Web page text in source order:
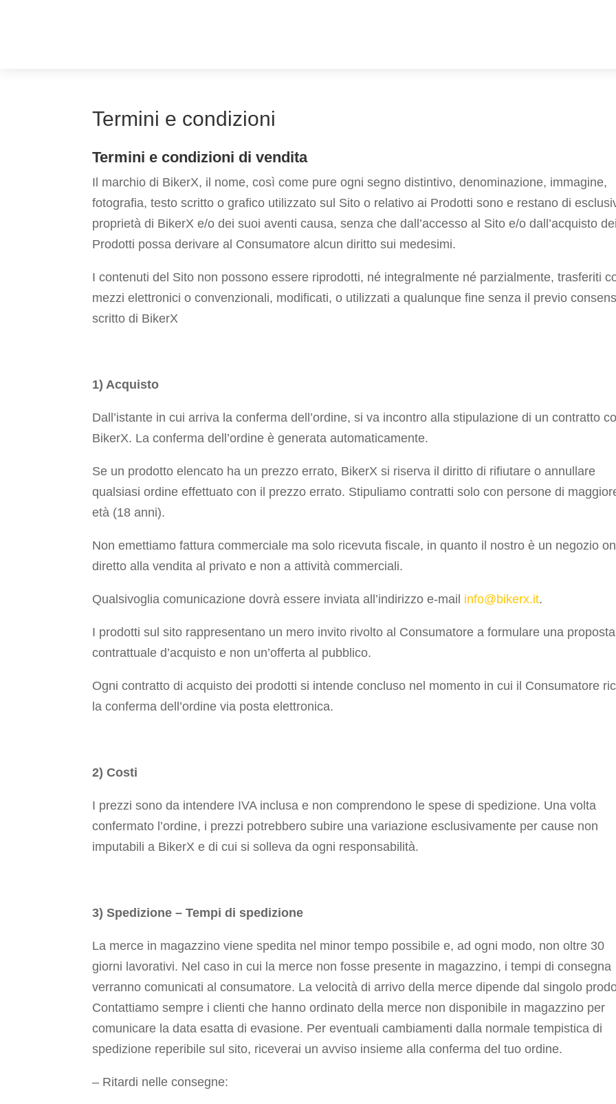
Termini e condizioni
Termini e condizioni di vendita
Il marchio di BikerX, il nome, così come pure ogni segno distintivo, denominazione, immagine,
fotografia, testo scritto o grafico utilizzato sul Sito o relativo ai Prodotti sono e restano di
proprietà di BikerX e/o dei suoi aventi causa, senza che dall’accesso al Sito e/o dall’acquisto
Prodotti possa derivare al Consumatore alcun diritto sui medesimi.
I contenuti del Sito non possono essere riprodotti, né integralmente né parzialmente, trasferiti
mezzi elettronici o convenzionali, modificati, o utilizzati a qualunque fine senza il previo
scritto di BikerX
1) Acquisto
Dall’istante in cui arriva la conferma dell’ordine, si va incontro alla stipulazione di un contratto
BikerX. La conferma dell’ordine è generata automaticamente.
Se un prodotto elencato ha un prezzo errato, BikerX si riserva il diritto di rifiutare o annullare
qualsiasi ordine effettuato con il prezzo errato. Stipuliamo contratti solo con persone di
età (18 anni).
Non emettiamo fattura commerciale ma solo ricevuta fiscale, in quanto il nostro è un negozio
diretto alla vendita al privato e non a attività commerciali.
Qualsivoglia comunicazione dovrà essere inviata all’indirizzo e-mail info@bikerx.it.
I prodotti sul sito rappresentano un mero invito rivolto al Consumatore a formulare una proposta
contrattuale d’acquisto e non un’offerta al pubblico.
Ogni contratto di acquisto dei prodotti si intende concluso nel momento in cui il Consumatore
la conferma dell’ordine via posta elettronica.
2) Costi
I prezzi sono da intendere IVA inclusa e non comprendono le spese di spedizione. Una volta
confermato l’ordine, i prezzi potrebbero subire una variazione esclusivamente per cause non
imputabili a BikerX e di cui si solleva da ogni responsabilità.
3) Spedizione – Tempi di spedizione
La merce in magazzino viene spedita nel minor tempo possibile e, ad ogni modo, non oltre 30
giorni lavorativi. Nel caso in cui la merce non fosse presente in magazzino, i tempi di consegna
verranno comunicati al consumatore. La velocità di arrivo della merce dipende dal singolo
Contattiamo sempre i clienti che hanno ordinato della merce non disponibile in magazzino per
comunicare la data esatta di evasione. Per eventuali cambiamenti dalla normale tempistica di
spedizione reperibile sul sito, riceverai un avviso insieme alla conferma del tuo ordine.
– Ritardi nelle consegne: